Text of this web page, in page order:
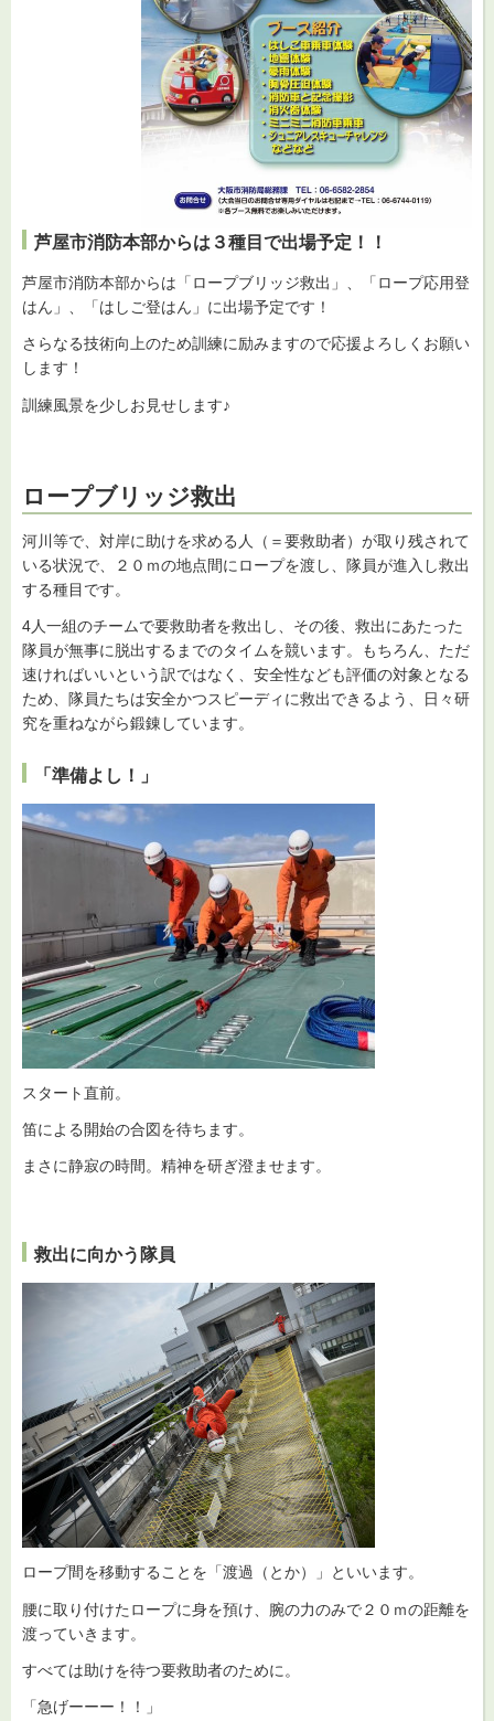
芦屋市消防本部からは３種目で出場予定！！
芦屋市消防本部からは「ロープブリッジ救出」、「ロープ応用登
はん」、「はしご登はん」に出場予定です！
さらなる技術向上のため訓練に励みますので応援よろしくお願い
します！
訓練風景を少しお見せします♪
ロープブリッジ救出
河川等で、対岸に助けを求める人（＝要救助者）が取り残されて
いる状況で、２０ｍの地点間にロープを渡し、隊員が進入し救出
する種目です。
4人一組のチームで要救助者を救出し、その後、救出にあたった
隊員が無事に脱出するまでのタイムを競います。もちろん、ただ
速ければいいという訳ではなく、安全性なども評価の対象となる
ため、隊員たちは安全かつスピーディに救出できるよう、日々研
究を重ねながら鍛錬しています。
「準備よし！」
スタート直前。
笛による開始の合図を待ちます。
まさに静寂の時間。精神を研ぎ澄ませます。
救出に向かう隊員
ロープ間を移動することを「渡過（とか）」といいます。
腰に取り付けたロープに身を預け、腕の力のみで２０ｍの距離を
渡っていきます。
すべては助けを待つ要救助者のために。
「急げーーー！！」